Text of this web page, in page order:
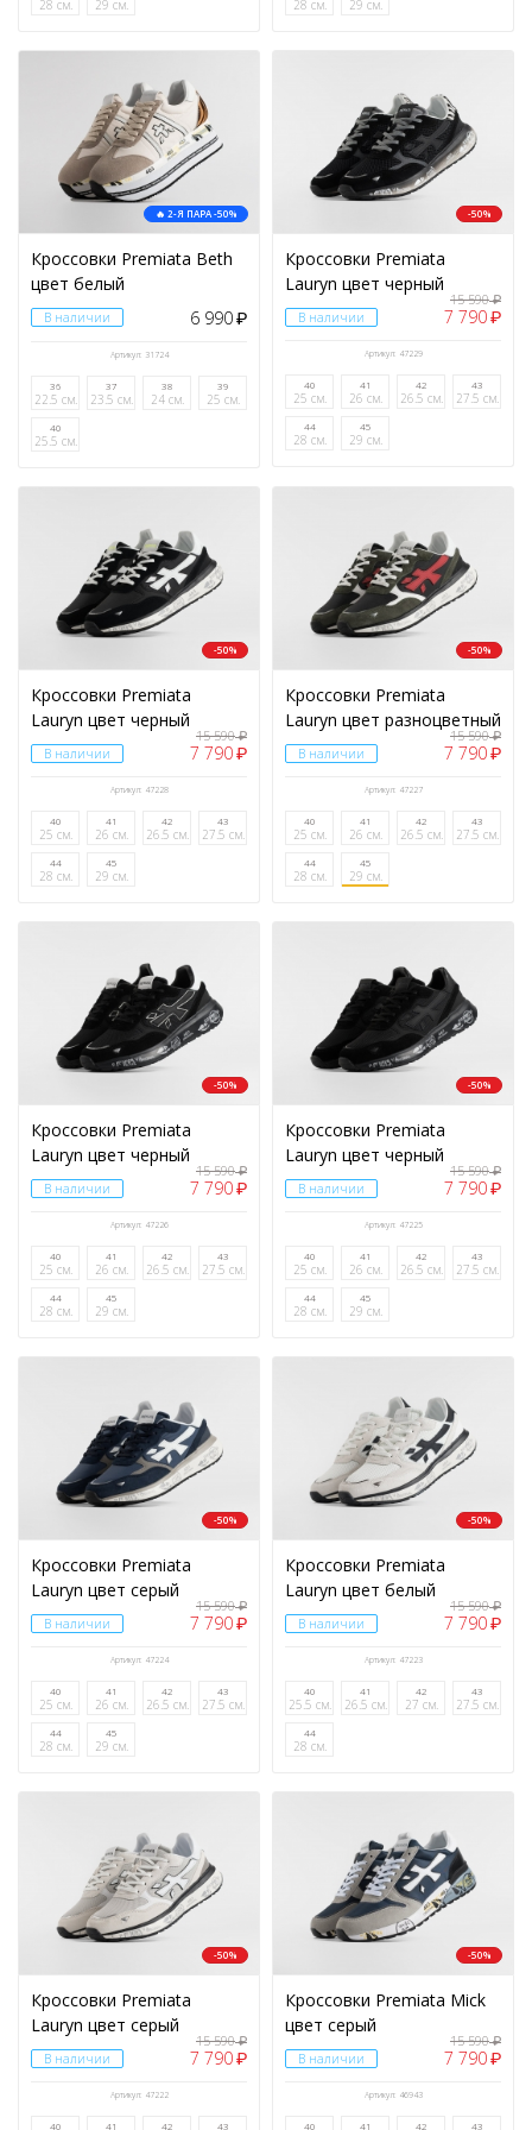
КАТЕГОРИЯ
МАТЕРИАЛ ВЕРХА
ЦВЕТ
ПОКАЗАТЬ
28 см. 29 см. 28 см. 29 см.
🔥 2-Я ПАРА -50%
Кроссовки Premiata Beth
цвет белый
В наличии 6 990₽
Артикул: 31724
36
22.5 см.
37
23.5 см.
38
24 см.
39
25 см.
40
25.5 см.
-50%
Кроссовки Premiata
Lauryn цвет черный
В наличии
15 590₽
7 790₽
Артикул: 47229
40
25 см.
41
26 см.
42
26.5 см.
43
27.5 см.
44
28 см.
45
29 см.
-50%
Кроссовки Premiata
Lauryn цвет черный
В наличии
15 590₽
7 790₽
Артикул: 47228
40
25 см.
41
26 см.
42
26.5 см.
43
27.5 см.
44
28 см.
45
29 см.
-50%
Кроссовки Premiata
Lauryn цвет разноцветный
В наличии
15 590₽
7 790₽
Артикул: 47227
40
25 см.
41
26 см.
42
26.5 см.
43
27.5 см.
44
28 см.
45
29 см.
-50%
Кроссовки Premiata
Lauryn цвет черный
В наличии
15 590₽
7 790₽
Артикул: 47226
40
25 см.
41
26 см.
42
26.5 см.
43
27.5 см.
44
28 см.
45
29 см.
-50%
Кроссовки Premiata
Lauryn цвет черный
В наличии
15 590₽
7 790₽
Артикул: 47225
40
25 см.
41
26 см.
42
26.5 см.
43
27.5 см.
44
28 см.
45
29 см.
-50%
Кроссовки Premiata
Lauryn цвет серый
В наличии
15 590₽
7 790₽
Артикул: 47224
40
25 см.
41
26 см.
42
26.5 см.
43
27.5 см.
44
28 см.
45
29 см.
-50%
Кроссовки Premiata
Lauryn цвет белый
В наличии
15 590₽
7 790₽
Артикул: 47223
40
25.5 см.
41
26.5 см.
42
27 см.
43
27.5 см.
44
28 см.
-50%
Кроссовки Premiata
Lauryn цвет серый
В наличии
15 590₽
7 790₽
Артикул: 47222
40 41 42 43
-50%
Кроссовки Premiata Mick
цвет серый
В наличии
15 590₽
7 790₽
Артикул: 46943
40 41 42 43